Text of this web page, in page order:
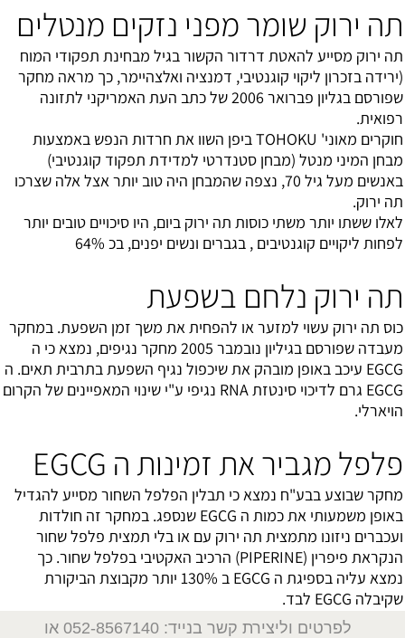
תה ירוק שומר מפני נזקים מנטלים
תה ירוק מסייע להאטת דרדור הקשור בגיל מבחינת תפקודי המוח
(ירידה בזכרון ליקוי קוגנטיבי, דמנציה ואלצהיימר, כך מראה מחקר
שפורסם בגליון פברואר 2006 של כתב העת האמריקני לתזונה
רפואית.
חוקרים מאוני' TOHOKU ביפן השוו את חרדות הנפש באמצעות
מבחן המיני מנטל (מבחן סטנדרטי למדידת תפקוד קוגנטיבי)
באנשים מעל גיל 70, נצפה שהמבחן היה טוב יותר אצל אלה שצרכו
תה ירוק.
לאלו ששתו יותר משתי כוסות תה ירוק ביום, היו סיכויים טובים יותר
לפחות ליקויים קוגנטיבים , בגברים ונשים יפנים, בכ 64%
תה ירוק נלחם בשפעת
כוס תה ירוק עשוי למזער או להפחית את משך זמן השפעת. במחקר
מעבדה שפורסם בגיליון נובמבר 2005 מחקר נגיפים, נמצא כי ה
EGCG עיכב באופן מובהק את שיכפול נגיף השפעת בתרבית תאים. ה
EGCG גרם לדיכוי סינטזת RNA נגיפי ע"י שינוי המאפיינים של הקרום
הויארלי.
פלפל מגביר את זמינות ה EGCG
מחקר שבוצע בבע"ח נמצא כי תבלין הפלפל השחור מסייע להגדיל
באופן משמעותי את כמות ה EGCG שנספג. במחקר זה חולדות
ועכברים ניזונו מתמצית תה ירוק עם או בלי תמצית פלפל שחור
הנקראת פיפרין (PIPERINE) הרכיב האקטיבי בפלפל שחור. כך
נמצא עליה בספיגת ה EGCG ב 130% יותר מקבוצת הביקורת
שקיבלה EGCG לבד.
לפרטים וליצירת קשר בנייד: 052-8567140
או